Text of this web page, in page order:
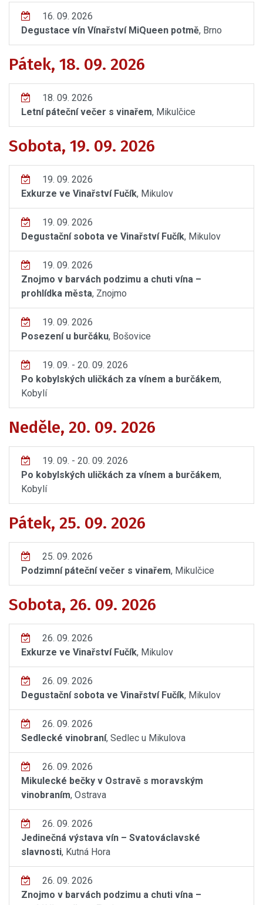
16. 09. 2026
Degustace vín Vínařství MiQueen potmě, Brno
Pátek, 18. 09. 2026
18. 09. 2026
Letní páteční večer s vinařem, Mikulčice
Sobota, 19. 09. 2026
19. 09. 2026
Exkurze ve Vinařství Fučík, Mikulov
19. 09. 2026
Degustační sobota ve Vinařství Fučík, Mikulov
19. 09. 2026
Znojmo v barvách podzimu a chuti vína –
prohlídka města, Znojmo
19. 09. 2026
Posezení u burčáku, Bošovice
19. 09. - 20. 09. 2026
Po kobylských uličkách za vínem a burčákem,
Kobylí
Neděle, 20. 09. 2026
19. 09. - 20. 09. 2026
Po kobylských uličkách za vínem a burčákem,
Kobylí
Pátek, 25. 09. 2026
25. 09. 2026
Podzimní páteční večer s vinařem, Mikulčice
Sobota, 26. 09. 2026
26. 09. 2026
Exkurze ve Vinařství Fučík, Mikulov
26. 09. 2026
Degustační sobota ve Vinařství Fučík, Mikulov
26. 09. 2026
Sedlecké vinobraní, Sedlec u Mikulova
26. 09. 2026
Mikulecké bečky v Ostravě s moravským
vinobraním, Ostrava
26. 09. 2026
Jedinečná výstava vín – Svatováclavské
slavnosti, Kutná Hora
26. 09. 2026
Znojmo v barvách podzimu a chuti vína –